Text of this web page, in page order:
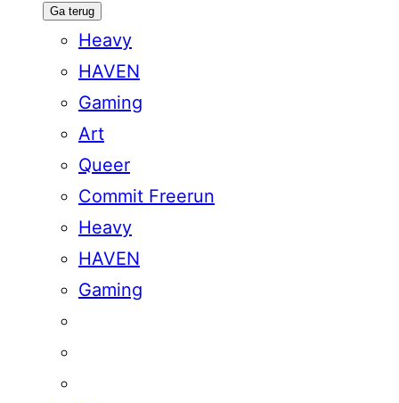
Ga terug
Heavy
HAVEN
Gaming
Art
Queer
Commit Freerun
Heavy
HAVEN
Gaming